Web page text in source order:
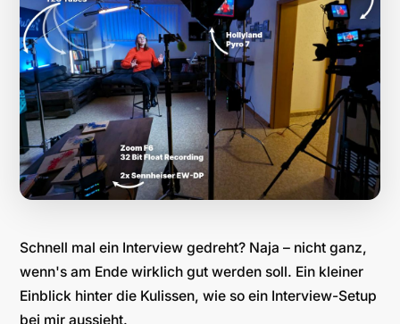
Schnell mal ein Interview gedreht? Naja – nicht ganz,
wenn's am Ende wirklich gut werden soll. Ein kleiner
Einblick hinter die Kulissen, wie so ein Interview-Setup
bei mir aussieht.